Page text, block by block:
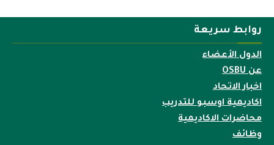
روابط سريعة
الدول الأعضاء
عن OSBU
اخبار الاتحاد
اكاديمية اوسبو للتدريب
محاضرات الاكاديمية
وظائف